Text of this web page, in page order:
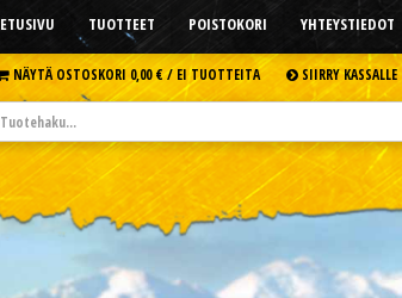
ETUSIVU TUOTTEET POISTOKORI YHTEYSTIEDOT
NÄYTÄ OSTOSKORI 0,00 € /EI TUOTTEITA SIIRRY KASSALLE